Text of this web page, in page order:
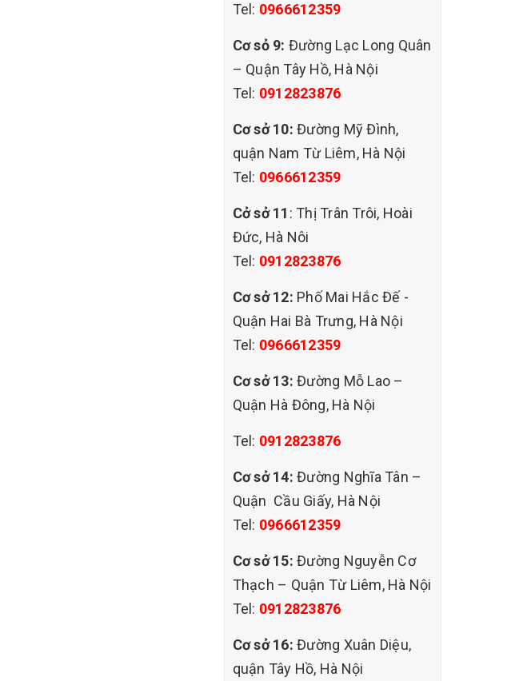
Tel: 0966612359
Cơ sỏ 9: Đường Lạc Long Quân
– Quận Tây Hồ, Hà Nội
Tel: 0912823876
Cơ sở 10: Đường Mỹ Đình,
quận Nam Từ Liêm, Hà Nội
Tel: 0966612359
Cở sở 11 : Thị Trân Trôi, Hoài
Đức, Hà Nôi
Tel: 0912823876
Cơ sở 12: Phố Mai Hắc Đế -
Quận Hai Bà Trưng, Hà Nội
Tel: 0966612359
Cơ sở 13: Đường Mỗ Lao –
Quận Hà Đông, Hà Nội
Tel: 0912823876
Cơ sở 14: Đường Nghĩa Tân –
Quận Cầu Giấy, Hà Nội
Tel: 0966612359
Cơ sở 15: Đường Nguyễn Cơ
Thạch – Quận Từ Liêm, Hà Nội
Tel: 0912823876
Cơ sở 16: Đường Xuân Diệu,
quận Tây Hồ, Hà Nội